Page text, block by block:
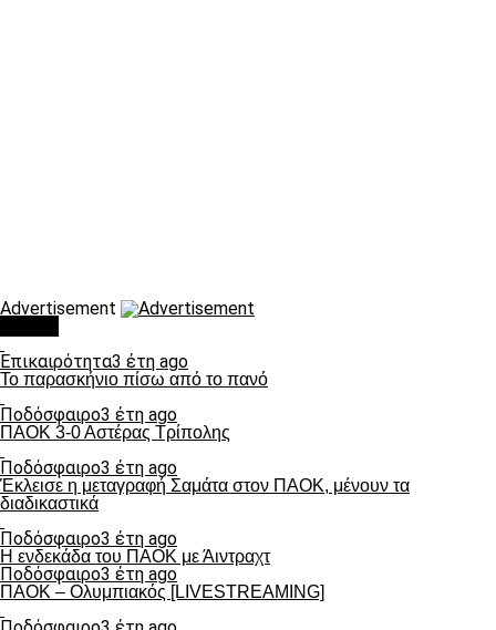
Advertisement
Επικαιρότητα3 έτη ago
Το παρασκήνιο πίσω από το πανό
Ποδόσφαιρο3 έτη ago
ΠΑΟΚ 3-0 Αστέρας Τρίπολης
Ποδόσφαιρο3 έτη ago
Έκλεισε η μεταγραφή Σαμάτα στον ΠΑΟΚ, μένουν τα
διαδικαστικά
Ποδόσφαιρο3 έτη ago
Η ενδεκάδα του ΠΑΟΚ με Άιντραχτ
Ποδόσφαιρο3 έτη ago
ΠΑΟΚ – Ολυμπιακός [LIVESTREAMING]